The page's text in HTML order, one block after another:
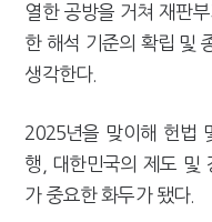
열한 공방을 거쳐 재판
한 해석 기준의 확립 및
생각한다.
2025년을 맞이해 헌법
행, 대한민국의 제도 및
가 중요한 화두가 됐다.